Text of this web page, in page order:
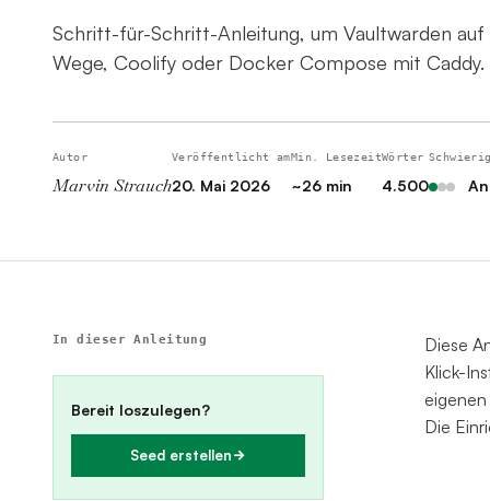
Schritt-für-Schritt-Anleitung, um Vaultwarden
Wege, Coolify oder Docker Compose mit Caddy.
Autor
Marvin Strauch
Veröffentlicht am
20. Mai 2026
Min. Lesezeit
~26 min
Wörter
4.500
In dieser Anleitung
Bereit loszulegen?
Seed erstellen
Diese
Klick-
Die